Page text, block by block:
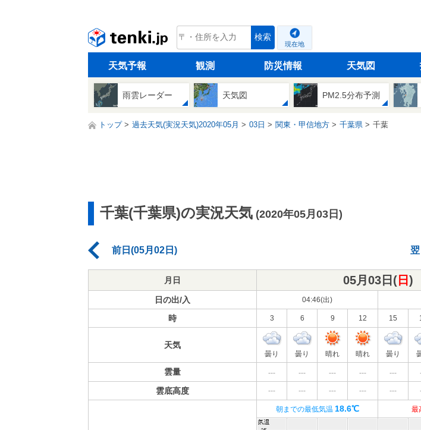
tenki.jp 検索
現在地
天気予報 観測 防災情報 天気図
雨雲レーダー 天気図 PM2.5分布予測
トップ 過去天気(実況天気)2020年05月 03日 関東・甲信地方 千葉県 千葉
千葉(千葉県)の実況天気 (2020年05月03日)
前日(05月02日)
月日 05月03日(日 )
日の出/入 04:46(出)
時 3 6 9 12 15
天気
曇り 曇り 晴れ 晴れ 曇り
雲量 --- --- --- --- ---
雲底高度 --- --- --- --- ---
朝までの最低気温 18.6℃ 最